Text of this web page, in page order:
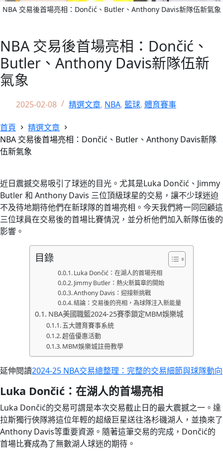
NBA 交易後首場亮相：Dončić、Butler、Anthony Davis新隊伍新氣象
NBA 交易後首場亮相：Dončić、
Butler、Anthony Davis新隊伍新
氣象
2025-02-08 精選文章, NBA, 籃球, 體育賽事
首頁
精選文章
NBA 交易後首場亮相：Dončić、Butler、Anthony Davis新隊
伍新氣象
近日震撼交易吸引了球迷的目光。尤其是Luka Dončić、Jimmy
Butler 和 Anthony Davis 三位頂級球星的交易，讓不少球迷迫
不及待地期待他們在新球隊的首場亮相。今天我們將一同回顧這
三位球員在交易後的首場比賽情況，並分析他們加入新隊伍後的
影響。
目錄
Luka Dončić：在湖人的首場亮相
Jimmy Butler：熱火新篇章的開始
Anthony Davis：迎接新挑戰
結論：交易後的亮相，為球隊注入新能量
NBA美國職籃2024-25賽季鎖定MBM娛樂城
五大體育賽事系統
超值優惠活動
MBM娛樂城註冊教學
延伸閱讀2024-25 NBA交易總整理：完整的交易細節與球隊動向
Luka Dončić：在湖人的首場亮相
Luka Dončić的交易可謂是本次交易截止日的最大震撼之一。達
拉斯獨行俠隊將這位年輕的超級巨星送往洛杉磯湖人，並換來了
Anthony Davis等重要資源。隨著這筆交易的完成，Dončić的
首場比賽成為了無數湖人球迷的期待。